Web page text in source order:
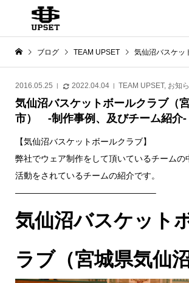
ブログ TEAM UPSET 気仙沼バスケットボールクラブ（宮城
2016.05.25 2022.04.04 TEAM UPSET, お知
気仙沼バスケットボールクラブ（
市） -制作事例、及びチーム紹介-
【気仙沼バスケットボールクラブ】
弊社でウェア制作をして頂いているチームの
活動をされているチームの紹介です。
————————————————–
気仙沼バスケット
ラブ（宮城県気仙沼